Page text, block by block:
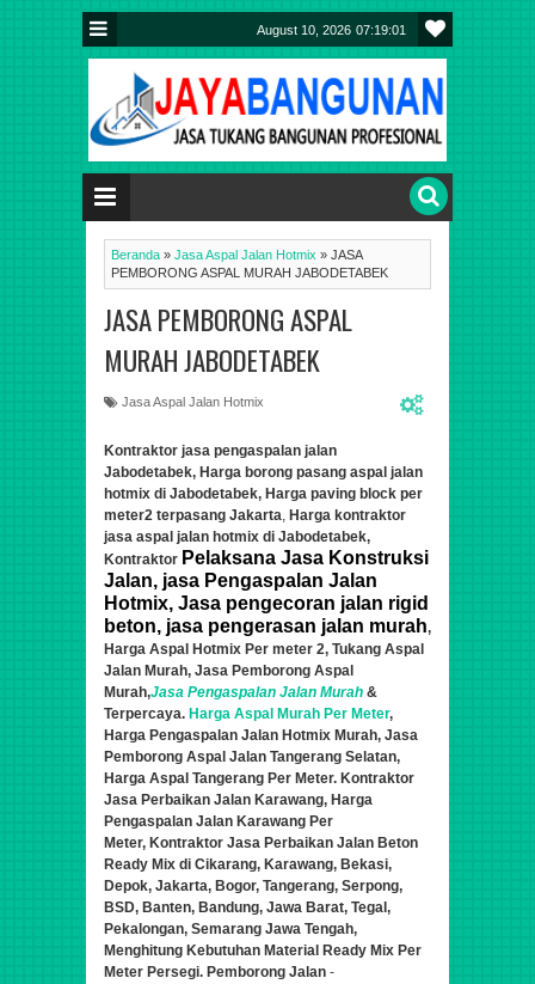
August 10, 2026 07:19:02
Beranda » Jasa Aspal Jalan Hotmix » JASA
PEMBORONG ASPAL MURAH JABODETABEK
JASA PEMBORONG ASPAL
MURAH JABODETABEK
Jasa Aspal Jalan Hotmix
Kontraktor jasa pengaspalan jalan
Jabodetabek, Harga borong pasang aspal jalan
hotmix di Jabodetabek, Harga paving block per
meter2 terpasang Jakarta Harga kontraktor
jasa aspal jalan hotmix di Jabodetabek,
Kontraktor Pelaksana Jasa Konstruksi
Jalan, jasa Pengaspalan Jalan
Hotmix, Jasa pengecoran jalan rigid
beton, jasa pengerasan jalan murah,
Harga Aspal Hotmix Per meter 2, Tukang Aspal
Jalan Murah, Jasa Pemborong Aspal
Murah,Jasa Pengaspalan Jalan Murah &
Terpercaya. Harga Aspal Murah Per Meter,
Harga Pengaspalan Jalan Hotmix Murah, Jasa
Pemborong Aspal Jalan Tangerang Selatan,
Harga Aspal Tangerang Per Meter. Kontraktor
Jasa Perbaikan Jalan Karawang, Harga
Pengaspalan Jalan Karawang Per
Meter, Kontraktor Jasa Perbaikan Jalan Beton
Ready Mix di Cikarang, Karawang, Bekasi,
Depok, Jakarta, Bogor, Tangerang, Serpong,
BSD, Banten, Bandung, Jawa Barat, Tegal,
Pekalongan, Semarang Jawa Tengah,
Menghitung Kebutuhan Material Ready Mix Per
Meter Persegi. Pemborong Jalan -